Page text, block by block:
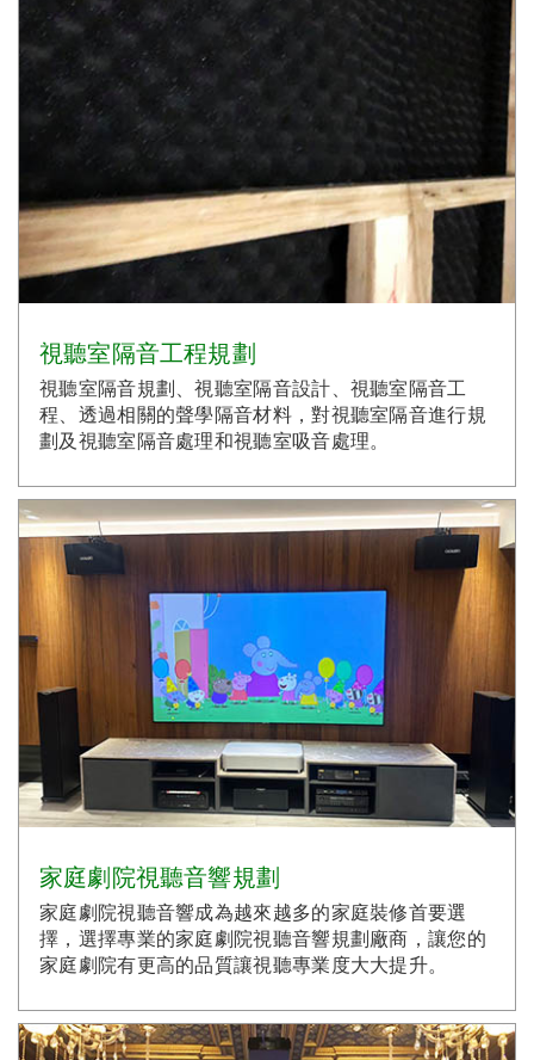
視聽室隔音工程規劃
視聽室隔音規劃、視聽室隔音設計、視聽室隔音工
程、透過相關的聲學隔音材料，對視聽室隔音進行規
劃及視聽室隔音處理和視聽室吸音處理。
家庭劇院視聽音響規劃
家庭劇院視聽音響成為越來越多的家庭裝修首要選
擇，選擇專業的家庭劇院視聽音響規劃廠商，讓您的
家庭劇院有更高的品質讓視聽專業度大大提升。